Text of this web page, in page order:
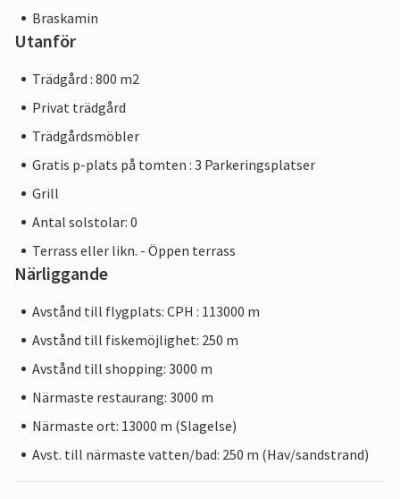
Braskamin
Utanför
Trädgård : 800 m2
Privat trädgård
Trädgårdsmöbler
Gratis p-plats på tomten : 3 Parkeringsplatser
Grill
Antal solstolar: 0
Terrass eller likn. - Öppen terrass
Närliggande
Avstånd till flygplats: CPH : 113000 m
Avstånd till fiskemöjlighet: 250 m
Avstånd till shopping: 3000 m
Närmaste restaurang: 3000 m
Närmaste ort: 13000 m (Slagelse)
Avst. till närmaste vatten/bad: 250 m (Hav/sandstrand)